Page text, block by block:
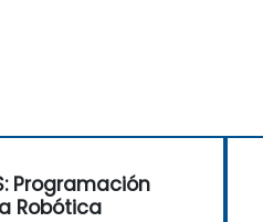
Programación
Robótica